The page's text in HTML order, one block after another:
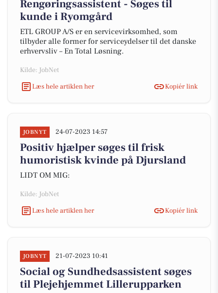
Rengøringsassistent - Søges til
kunde i Ryomgård
ETL GROUP A/S er en servicevirksomhed, som
tilbyder alle former for serviceydelser til det danske
erhvervsliv – En Total Løsning.
Kilde: JobNet
Læs hele artiklen her
Kopiér link
JOBNYT 24-07-2023 14:57
Positiv hjælper søges til frisk
humoristisk kvinde på Djursland
LIDT OM MIG:
Kilde: JobNet
Læs hele artiklen her
Kopiér link
JOBNYT 21-07-2023 10:41
Social og Sundhedsassistent søges
til Plejehjemmet Lillerupparken